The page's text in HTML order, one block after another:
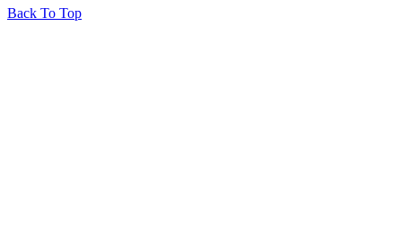
Back To Top